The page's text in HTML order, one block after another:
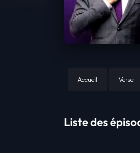
Accueil Verse
Liste des